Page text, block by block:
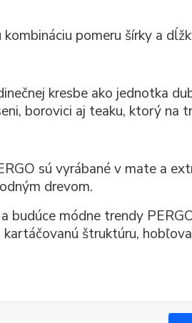
kombináciu pomeru šírky a
kresbe ako jednotka
borovici aj teaku, ktorý na
sú vyrábané v mate a
drevom.
budúce módne trendy
kartáčovanú štruktúru,